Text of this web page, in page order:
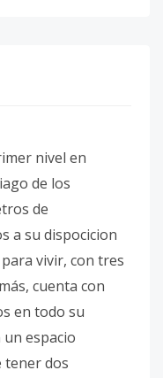
nivel en
de los
de
a su dispocicion
vivir, con tres
cuenta con
en todo su
espacio
tener dos